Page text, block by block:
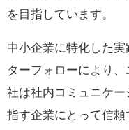
を目指しています。
中小企業に特化した
ターフォローにより
社は社内コミュニケ
指す企業にとって信